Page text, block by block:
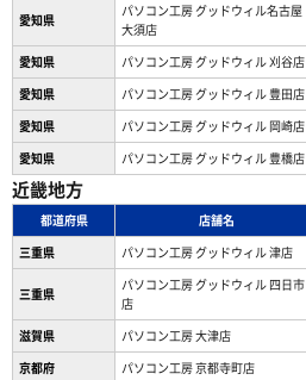
愛知県
パソコン工房 グッドウィル名古屋
大須店
愛知県 パソコン工房 グッドウィル 刈谷店
愛知県
パソコン工房 グッドウィル 豊田店
愛知県
パソコン工房 グッドウィル 岡崎店
愛知県
パソコン工房 グッドウィル 豊橋店
近畿地方
都道府県 店舗名
三重県
パソコン工房 グッドウィル 津店
三重県
パソコン工房 グッドウィル 四日市
店
滋賀県 パソコン工房 大津店
京都府
パソコン工房 京都寺町店